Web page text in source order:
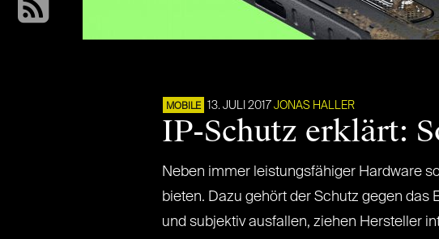
MOBILE 13. JULI 2017 JONAS HALLER
IP-Schutz erklärt:
Neben immer leistungsfähiger Hardware
bieten. Dazu gehört der Schutz gegen das
und subjektiv ausfallen, ziehen Hersteller